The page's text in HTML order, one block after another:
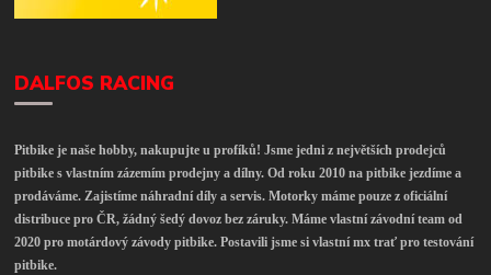
DALFOS RACING
Pitbike je naše hobby, nakupujte u profíků! Jsme jedni z největších prodejců
pitbike s vlastním zázemím prodejny a dílny. Od roku 2010 na pitbike jezdíme a
prodáváme. Zajistíme náhradní díly a servis. Motorky máme pouze z oficiální
distribuce pro ČR, žádný šedý dovoz bez záruky. Máme vlastní závodní team od
2020 pro motárdový závody pitbike. Postavili jsme si vlastní mx trať pro testování
pitbike.